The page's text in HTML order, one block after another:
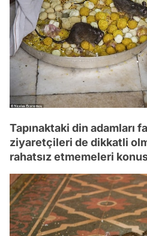
Tapınaktaki din adamları
ziyaretçileri de dikkatli
rahatsız etmemeleri